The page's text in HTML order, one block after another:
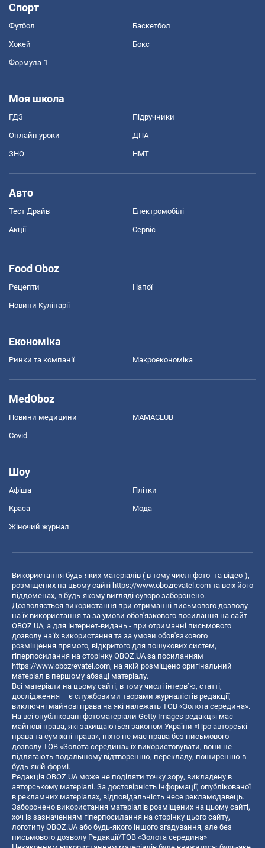
Спорт
Футбол Баскетбол
Хокей Бокс
Формула-1
Моя школа
ГДЗ Підручники
Онлайн уроки ДПА
ЗНО НМТ
Авто
Тест Драйв Електромобілі
Акції Сервіс
Food Oboz
Рецепти Напої
Новини Кулінарії
Економіка
Ринки та компанії Макроекономіка
MedOboz
Новини медицини MAMACLUB
Covid
Шоу
Афіша Плітки
Краса Мода
Жіночий журнал
Використання будь-яких матеріалів ( в тому числі фото- та відео-),
розміщених на цьому сайті https://www.obozrevatel.com та всіх його
піддоменах, в будь-якому вигляді суворо заборонено.
Дозволяється використання при отриманні письмового дозволу
на їх використання та за умови обов'язкового посилання на сайт
OBOZ.UA, а для інтернет-видань - при отриманні письмового
дозволу на їх використання та за умови обов'язкового
розміщення прямого, відкритого для пошукових систем,
гіперпосилання на сторінку OBOZ.UA за посиланням
https://www.obozrevatel.com, на якій розміщено оригінальний
матеріал в першому абзаці матеріалу.
Всі матеріали на цьому сайті, в тому числі інтерв’ю, статті,
дослідження – є службовими творами журналістів редакції,
виключні майнові права на які належать ТОВ «Золота середина».
На всі опубліковані фотоматеріали Getty Images редакція має
майнові права, які захищаються законом України «Про авторські
права та суміжні права», ніхто не має права без письмового
дозволу ТОВ «Золота середина» їх використовувати, вони не
підлягають подальшому відтворенню, перекладу, поширенню в
будь-якій формі.
Редакція OBOZ.UA може не поділяти точку зору, викладену в
авторському матеріалі. За достовірність інформації, опублікованої
в рекламних матеріалах, відповідальність несе рекламодавець.
Заборонено використання матеріалів розміщених на цьому сайті,
хоч із зазначенням гіперпосилання на сторінку цього сайту,
логотипу OBOZ.UA або будь-якого іншого згадування, але без
письмового дозволу Редакції/ТОВ «Золота середина»